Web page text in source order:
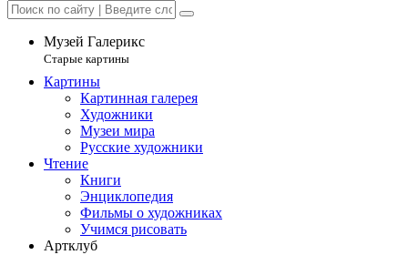
Музей Галерикс
Старые картины
Картины
Картинная галерея
Художники
Музеи мира
Русские художники
Чтение
Книги
Энциклопедия
Фильмы о художниках
Учимся рисовать
Артклуб